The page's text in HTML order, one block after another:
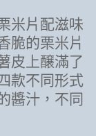
米片配滋味
脆的栗米片
皮上醸滿了
款不同形式
醬汁，不同